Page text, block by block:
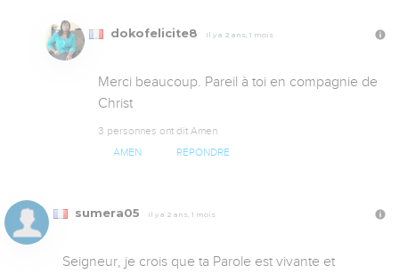
dokofelicite8 Il y a 2 ans, 1 mois
Merci beaucoup. Pareil à toi en compagnie de
Christ
3 personnes ont dit Amen
AMEN RÉPONDRE
sumera05 Il y a 2 ans, 1 mois
Seigneur, je crois que ta Parole est vivante et